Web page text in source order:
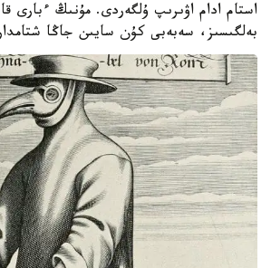
استام ادام اۋىرىپ ۇلگەردى. مۇنىڭ ءبارى
بەلگىسىز، سەبەبى كۇن سايىن جاڭا